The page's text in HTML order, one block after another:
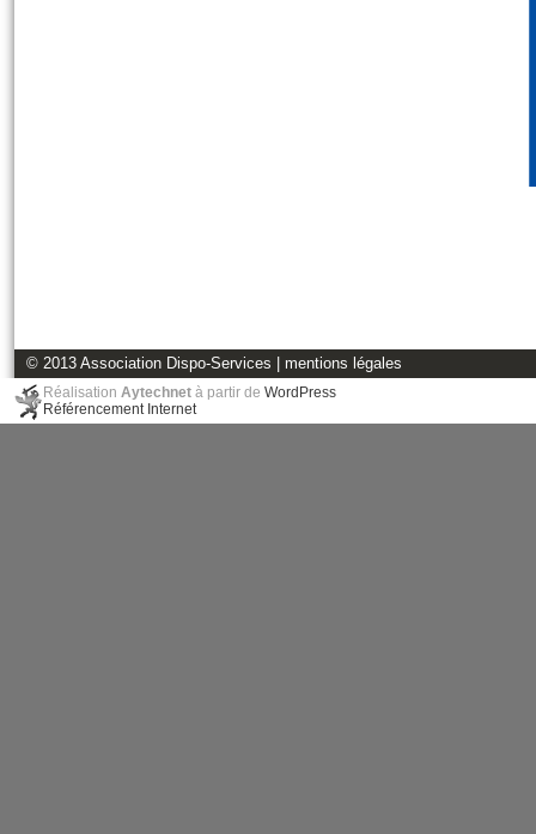
© 2013 Association Dispo-Services | mentions légales
Réalisation Aytechnet à partir de WordPress
Référencement Internet